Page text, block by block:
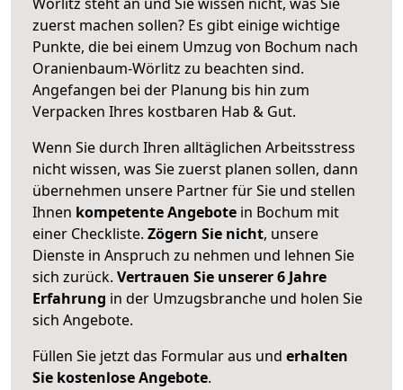
zuerst machen sollen? Es gibt einige wichtige
Punkte, die bei einem Umzug von Bochum nach
Oranienbaum-Wörlitz zu beachten sind.
Angefangen bei der Planung bis hin zum
Verpacken Ihres kostbaren Hab & Gut.
Wenn Sie durch Ihren alltäglichen Arbeitsstress
nicht wissen, was Sie zuerst planen sollen, dann
übernehmen unsere Partner für Sie und stellen
Ihnen kompetente Angebote in Bochum mit
einer Checkliste. Zögern Sie nicht, unsere
Dienste in Anspruch zu nehmen und lehnen Sie
sich zurück. Vertrauen Sie unserer 6 Jahre
Erfahrung in der Umzugsbranche und holen Sie
sich Angebote.
Füllen Sie jetzt das Formular aus und erhalten
Sie kostenlose Angebote.